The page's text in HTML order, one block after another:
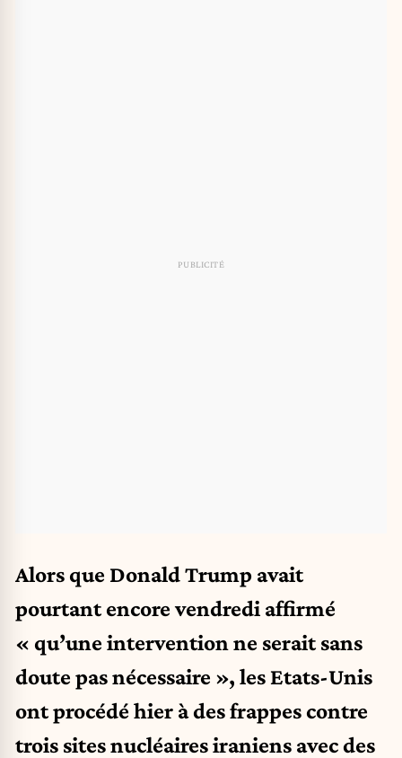
Alors que Donald Trump avait
pourtant encore vendredi affirmé
« qu’une intervention ne serait sans
doute pas nécessaire », les Etats-Unis
ont procédé hier à des frappes contre
trois sites nucléaires iraniens avec des